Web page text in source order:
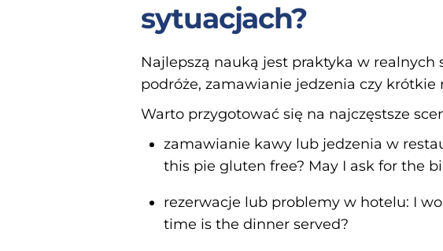
sytuacjach?
Najlepszą nauką jest praktyka w
podróże, zamawianie jedzenia czy
Warto przygotować się na najczęstsze
zamawianie kawy lub jedzenia w
this pie gluten free? May I ask for the
rezerwacje lub problemy w hotelu: I
time is the dinner served?